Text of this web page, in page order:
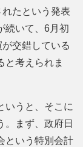
たという発表
続いて、6月初
交錯している
と考えられま
いうと、そこに
。まず、政府日
という特別会計